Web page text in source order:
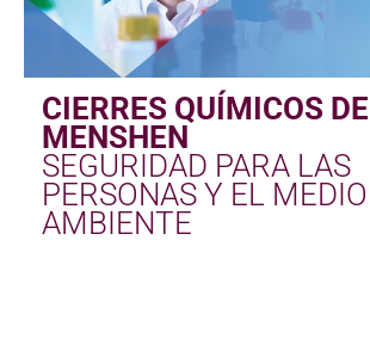
CIERRES QUÍMICOS DE
MENSHEN
SEGURIDAD PARA LAS
PERSONAS Y EL MEDIO
AMBIENTE